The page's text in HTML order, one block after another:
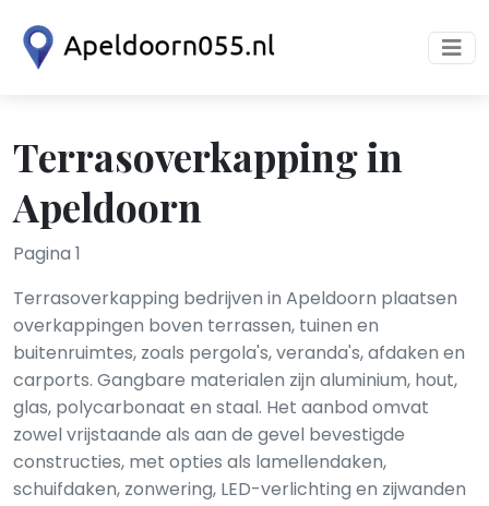
Terrasoverkapping in
Apeldoorn
Pagina 1
Terrasoverkapping bedrijven in Apeldoorn plaatsen
overkappingen boven terrassen, tuinen en
buitenruimtes, zoals pergola's, veranda's, afdaken en
carports. Gangbare materialen zijn aluminium, hout,
glas, polycarbonaat en staal. Het aanbod omvat
zowel vrijstaande als aan de gevel bevestigde
constructies, met opties als lamellendaken,
schuifdaken, zonwering, LED-verlichting en zijwanden